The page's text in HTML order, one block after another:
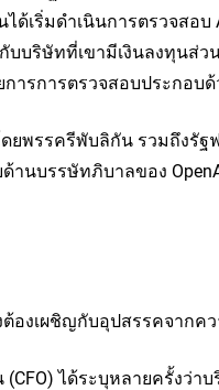
ริ่มดำเนินการตรวจสอบ
บริษัทที่เขามีเงินลงทุนส่ว
รการตรวจสอบประกอบด้
พรรครีพับลิกัน รวมถึงรัฐ
านบรรษัทภิบาลของ
ต้องเผชิญกับอุปสรรคจาก
(CFO) ได้ระบุหลายครั้งว่